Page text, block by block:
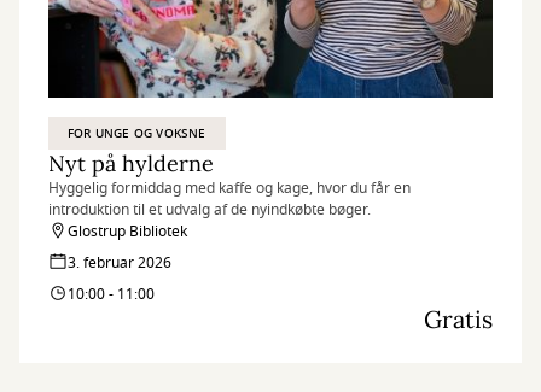
FOR UNGE OG VOKSNE
Nyt på hylderne
Hyggelig formiddag med kaffe og kage, hvor du får en
introduktion til et udvalg af de nyindkøbte bøger.
Glostrup Bibliotek
3. februar 2026
10:00 - 11:00
Gratis